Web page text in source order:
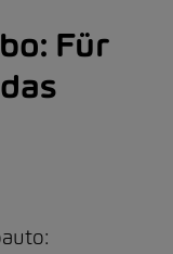
Für